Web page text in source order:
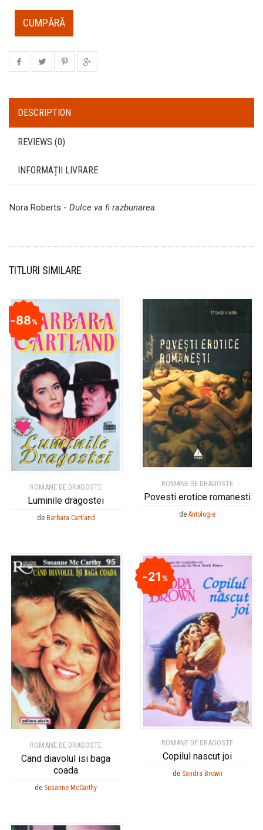
CUMPĂRĂ
DESCRIPTION
REVIEWS (0)
INFORMAȚII LIVRARE
Nora Roberts - Dulce va fi razbunarea.
TITLURI SIMILARE
ROMANE DE DRAGOSTE
Luminile dragostei
88%
de Barbara Cartland
ROMANE DE DRAGOSTE
Povesti erotice romanesti
de Antologie
ROMANE DE DRAGOSTE
Cand diavolul isi baga
coada
de Susanne McCarthy
ROMANE DE DRAGOSTE
Copilul nascut joi
21%
de Sandra Brown